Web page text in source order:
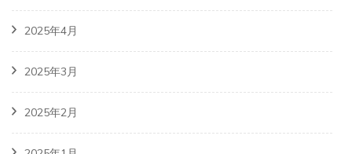
2025年4月
2025年3月
2025年2月